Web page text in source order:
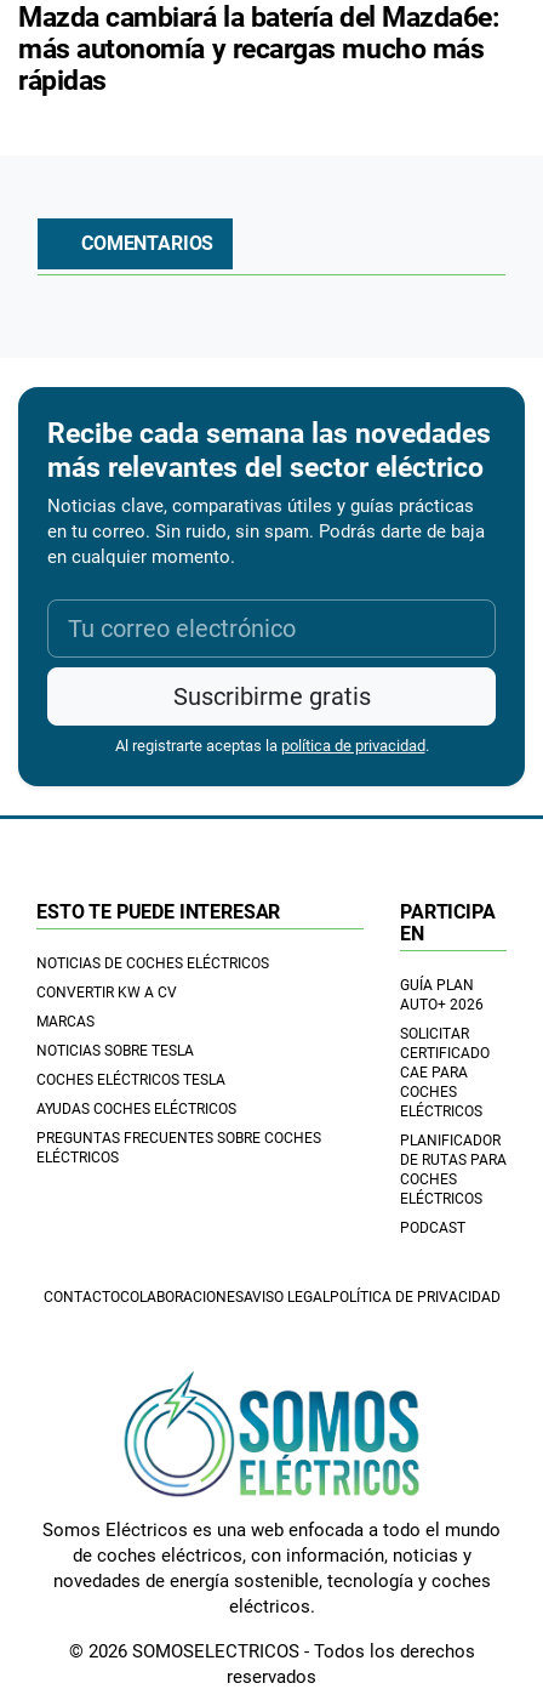
Mazda cambiará la batería del Mazda6e:
más autonomía y recargas mucho más
rápidas
COMENTARIOS
Recibe cada semana las novedades
más relevantes del sector eléctrico
Noticias clave, comparativas útiles y guías prácticas
en tu correo. Sin ruido, sin spam. Podrás darte de baja
en cualquier momento.
Suscribirme gratis
Al registrarte aceptas la política de privacidad.
ESTO TE PUEDE INTERESAR
NOTICIAS DE COCHES ELÉCTRICOS
CONVERTIR KW A CV
MARCAS
NOTICIAS SOBRE TESLA
COCHES ELÉCTRICOS TESLA
AYUDAS COCHES ELÉCTRICOS
PREGUNTAS FRECUENTES SOBRE COCHES
ELÉCTRICOS
PARTICIPA
EN
GUÍA PLAN
AUTO+ 2026
SOLICITAR
CERTIFICADO
CAE PARA
COCHES
ELÉCTRICOS
PLANIFICADOR
DE RUTAS PARA
COCHES
ELÉCTRICOS
PODCAST
CONTACTOCOLABORACIONESAVISO LEGALPOLÍTICA DE PRIVACIDAD
Somos Eléctricos es una web enfocada a todo el mundo
de coches eléctricos, con información, noticias y
novedades de energía sostenible, tecnología y coches
eléctricos.
© 2026 SOMOSELECTRICOS - Todos los derechos
reservados